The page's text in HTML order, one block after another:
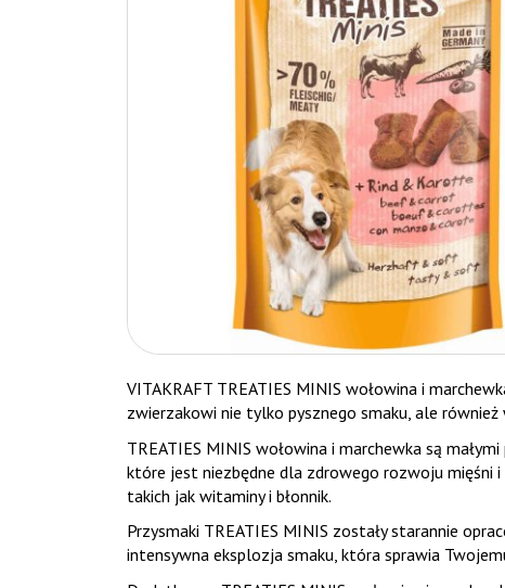
VITAKRAFT TREATIES MINIS wołowina i
zwierzakowi nie tylko pysznego smaku, ale
TREATIES MINIS wołowina i marchewka są
które jest niezbędne dla zdrowego rozwoju mięśni
takich jak witaminy i błonnik.
Przysmaki TREATIES MINIS zostały starannie
intensywna eksplozja smaku, która sprawia